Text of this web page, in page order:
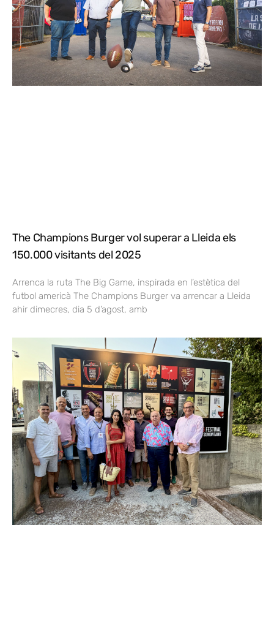
The Champions Burger vol superar a Lleida els
150.000 visitants del 2025
Arrenca la ruta The Big Game, inspirada en l’estètica del
futbol americà The Champions Burger va arrencar a Lleida
ahir dimecres, dia 5 d’agost, amb